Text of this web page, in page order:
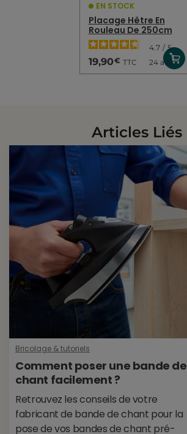
EN STOCK
Placage Hêtre En
Rouleau De 250cm
4.7 / 5-
24 avis
19,90€ TTC
Articles Liés
Bricolage & tutoriels
Comment poser une bande de
chant facilement ?
Retrouvez les conseils de votre
fabricant de bande de chant pour la
pose de vos bandes de chant pré-